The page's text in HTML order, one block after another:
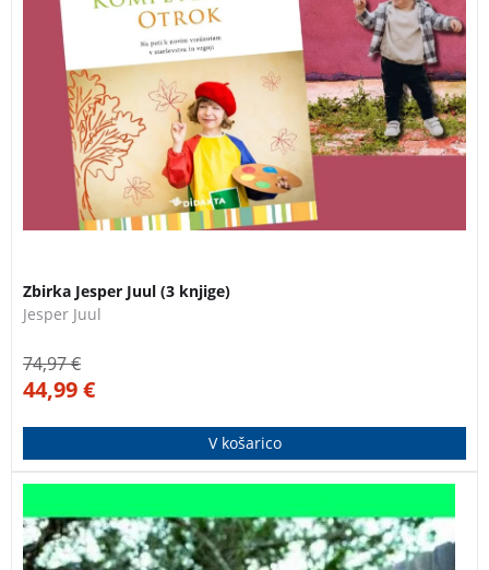
Zbirka Jesper Juul (3 knjige)
Jesper Juul
74,97€
44,99€
V košarico
Strokovna monografija je posvečena obravnavi šolske
uspešnosti na začetku šolanja ter odpira nove poti,